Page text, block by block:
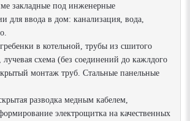
закладные под инженерные
для ввода в дом: канализация, вода,
в котельной, трубы из сшитого
лучевая схема (без соединений до кажлдого
монтаж труб. Стальные панельные
разводка медным кабелем,
электрощитка на качественных